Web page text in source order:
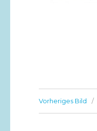
Vorheriges Bild